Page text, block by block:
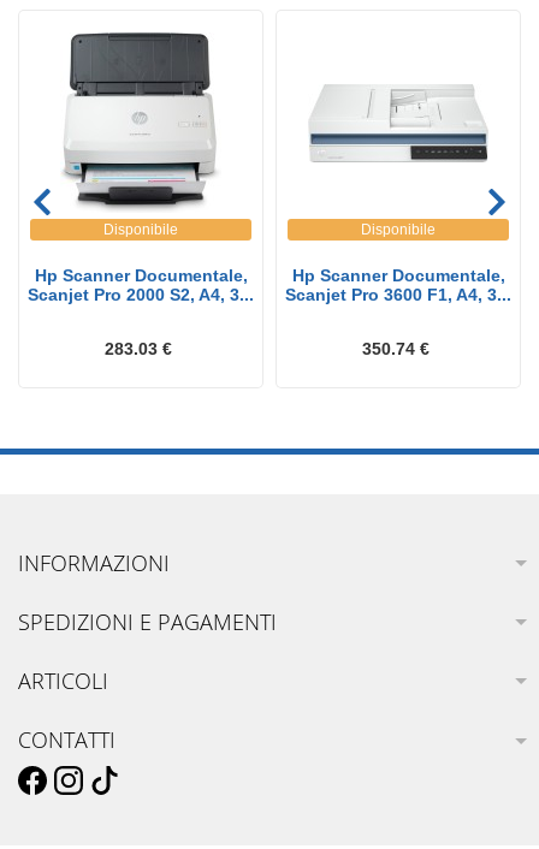
Disponibile
Hp Scanner Documentale,
Scanjet Pro 2000 S2, A4, 3...
283.03 €
Disponibile
Hp Scanner Documentale,
Scanjet Pro 3600 F1, A4, 3...
350.74 €
INFORMAZIONI
SPEDIZIONI E PAGAMENTI
ARTICOLI
CONTATTI